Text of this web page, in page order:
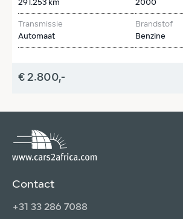
291.253 km
2000
Transmissie
Automaat
Brandstof
Benzine
€ 2.800,-
Contact
+31 33 286 7088